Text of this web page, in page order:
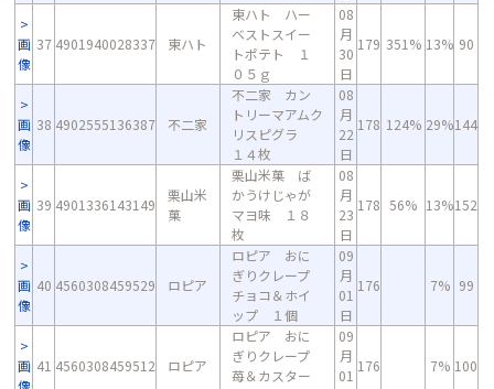
画
像
37 4901940028337 東ハト
東ハト ハー
ベストスイー
トポテト １
０５ｇ
08
月
30
日
179 351% 13% 90
画
像
38 4902555136387 不二家
不二家 カン
トリーマアムク
リスピグラ
１４枚
08
月
22
日
178 124% 29%144
画
像
39 4901336143149
栗山米
菓
栗山米菓 ば
かうけじゃが
マヨ味 １８
枚
08
月
23
日
178 56% 13%152
画
像
40 4560308459529 ロピア
ロピア おに
ぎりクレープ
チョコ＆ホイ
ップ １個
09
月
01
日
176 7% 99
画
像
41 4560308459512 ロピア
ロピア おに
ぎりクレープ
苺＆カスター
09
月
01
176 7% 100